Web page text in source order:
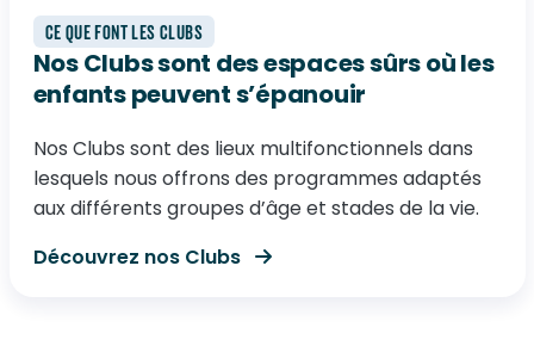
CE QUE FONT LES CLUBS
Nos Clubs sont des espaces sûrs où les
enfants peuvent s’épanouir
Nos Clubs sont des lieux multifonctionnels dans
lesquels nous offrons des programmes adaptés
aux différents groupes d’âge et stades de la vie.
Découvrez nos Clubs